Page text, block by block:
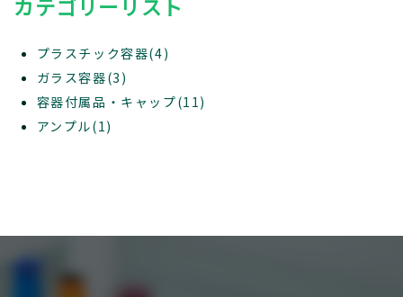
カテゴリーリスト
プラスチック容器(4)
ガラス容器(3)
容器付属品・キャップ(11)
アンプル(1)